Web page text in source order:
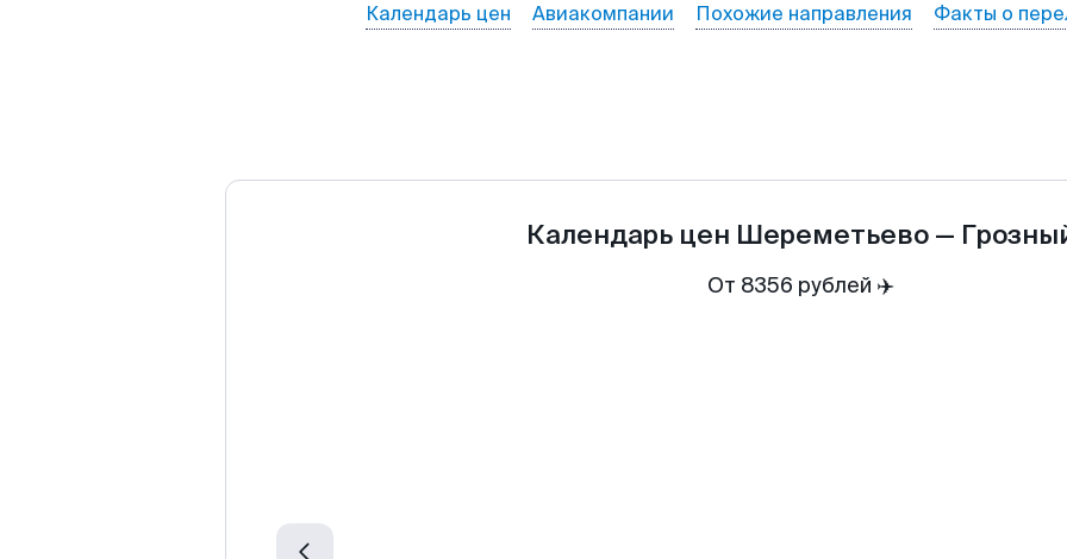
Календарь цен Авиакомпании Похожие направления Факты о
Календарь цен Шереметьево—
От 8356 рублей ✈️